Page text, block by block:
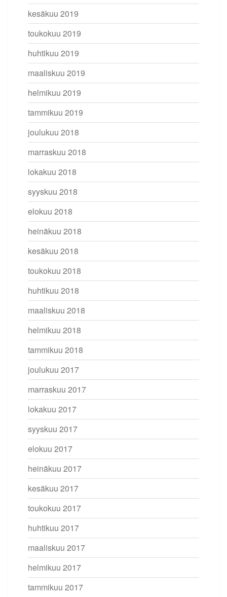
kesäkuu 2019
toukokuu 2019
huhtikuu 2019
maaliskuu 2019
helmikuu 2019
tammikuu 2019
joulukuu 2018
marraskuu 2018
lokakuu 2018
syyskuu 2018
elokuu 2018
heinäkuu 2018
kesäkuu 2018
toukokuu 2018
huhtikuu 2018
maaliskuu 2018
helmikuu 2018
tammikuu 2018
joulukuu 2017
marraskuu 2017
lokakuu 2017
syyskuu 2017
elokuu 2017
heinäkuu 2017
kesäkuu 2017
toukokuu 2017
huhtikuu 2017
maaliskuu 2017
helmikuu 2017
tammikuu 2017